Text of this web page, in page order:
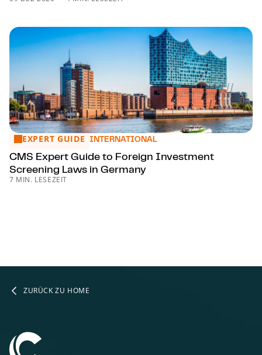
CMS Expert Guide to Foreign Investment Screening Laws
EXPERT GUIDE INTERNATIONAL
CMS Expert Guide to Foreign Investment
Screening Laws in Germany
7 MIN. LESEZEIT
ZURÜCK ZU HOME